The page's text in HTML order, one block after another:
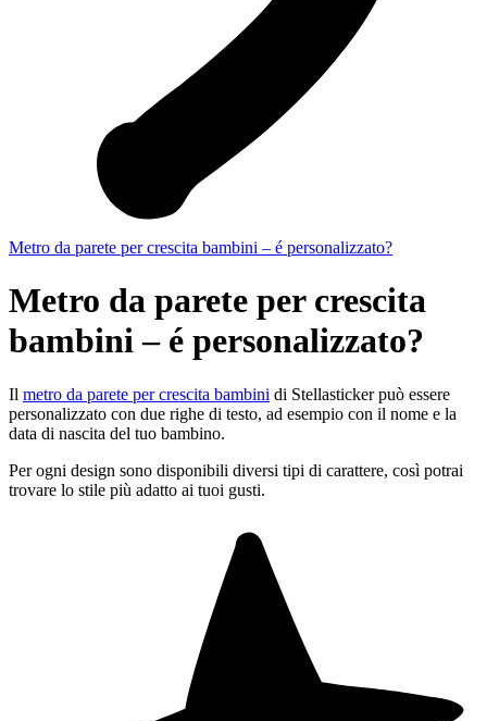
Metro da parete per crescita bambini – é personalizzato?
Metro da parete per crescita
bambini – é personalizzato?
Il metro da parete per crescita bambini di Stellasticker può essere
personalizzato con due righe di testo, ad esempio con il nome e la
data di nascita del tuo bambino.
Per ogni design sono disponibili diversi tipi di carattere, così potrai
trovare lo stile più adatto ai tuoi gusti.